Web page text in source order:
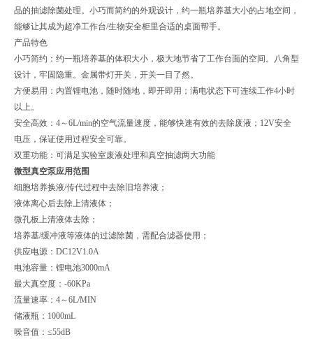
品的抽滤除菌处理。小巧而简约的外观设计，约一瓶培养基大小的占地空间，
能够让其成为超净工作台/生物安全柜里合适的桌面帮手。
产品特色
小巧简约：约一瓶培养基的体积大小，极大地节省了工作台面的空间。八角型
设计，牢固隐重。金属带灯开关，开关一目了然。
方便易用：内置锂电池，随时随地，即开即用；满电状态下可连续工作4小时
以上。
安全高效：4～6L/min的空气流量速度，能够快速有效的去除废液；12V安全
电压，保证使用过程安全可靠。
双重功能：可满足实验室废液处理和真空抽滤两大功能
微型真空泵应用范围
细胞培养换液/传代过程中去除旧培养液；
液体离心后去除上清液体；
微孔板上清液体去除；
培养基/缓冲液等液体的过滤除菌，需配合滤器使用；
供应电源：DC12V1.0A
电池容量：锂电池3000mA
最大真空度：-60KPa
流量速率：4～6L/MIN
储液瓶：1000mL
噪音值：≤55dB